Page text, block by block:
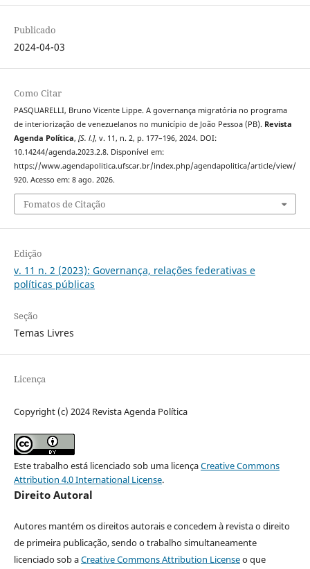
Publicado
2024-04-03
Como Citar
PASQUARELLI, Bruno Vicente Lippe. A governança migratória no programa
de interiorização de venezuelanos no município de João Pessoa (PB). Revista
Agenda Política, [S. l.], v. 11, n. 2, p. 177–196, 2024. DOI:
10.14244/agenda.2023.2.8. Disponível em:
https://www.agendapolitica.ufscar.br/index.php/agendapolitica/article/view/
920. Acesso em: 8 ago. 2026.
Fomatos de Citação
Edição
v. 11 n. 2 (2023): Governança, relações federativas e
políticas públicas
Seção
Temas Livres
Licença
Copyright (c) 2024 Revista Agenda Política
Este trabalho está licenciado sob uma licençaCreative Commons
Attribution 4.0 International License.
Direito Autoral
Autores mantém os direitos autorais e concedem à revista o direito
de primeira publicação, sendo o trabalho simultaneamente
licenciado sob aCreative Commons Attribution Licenseo que